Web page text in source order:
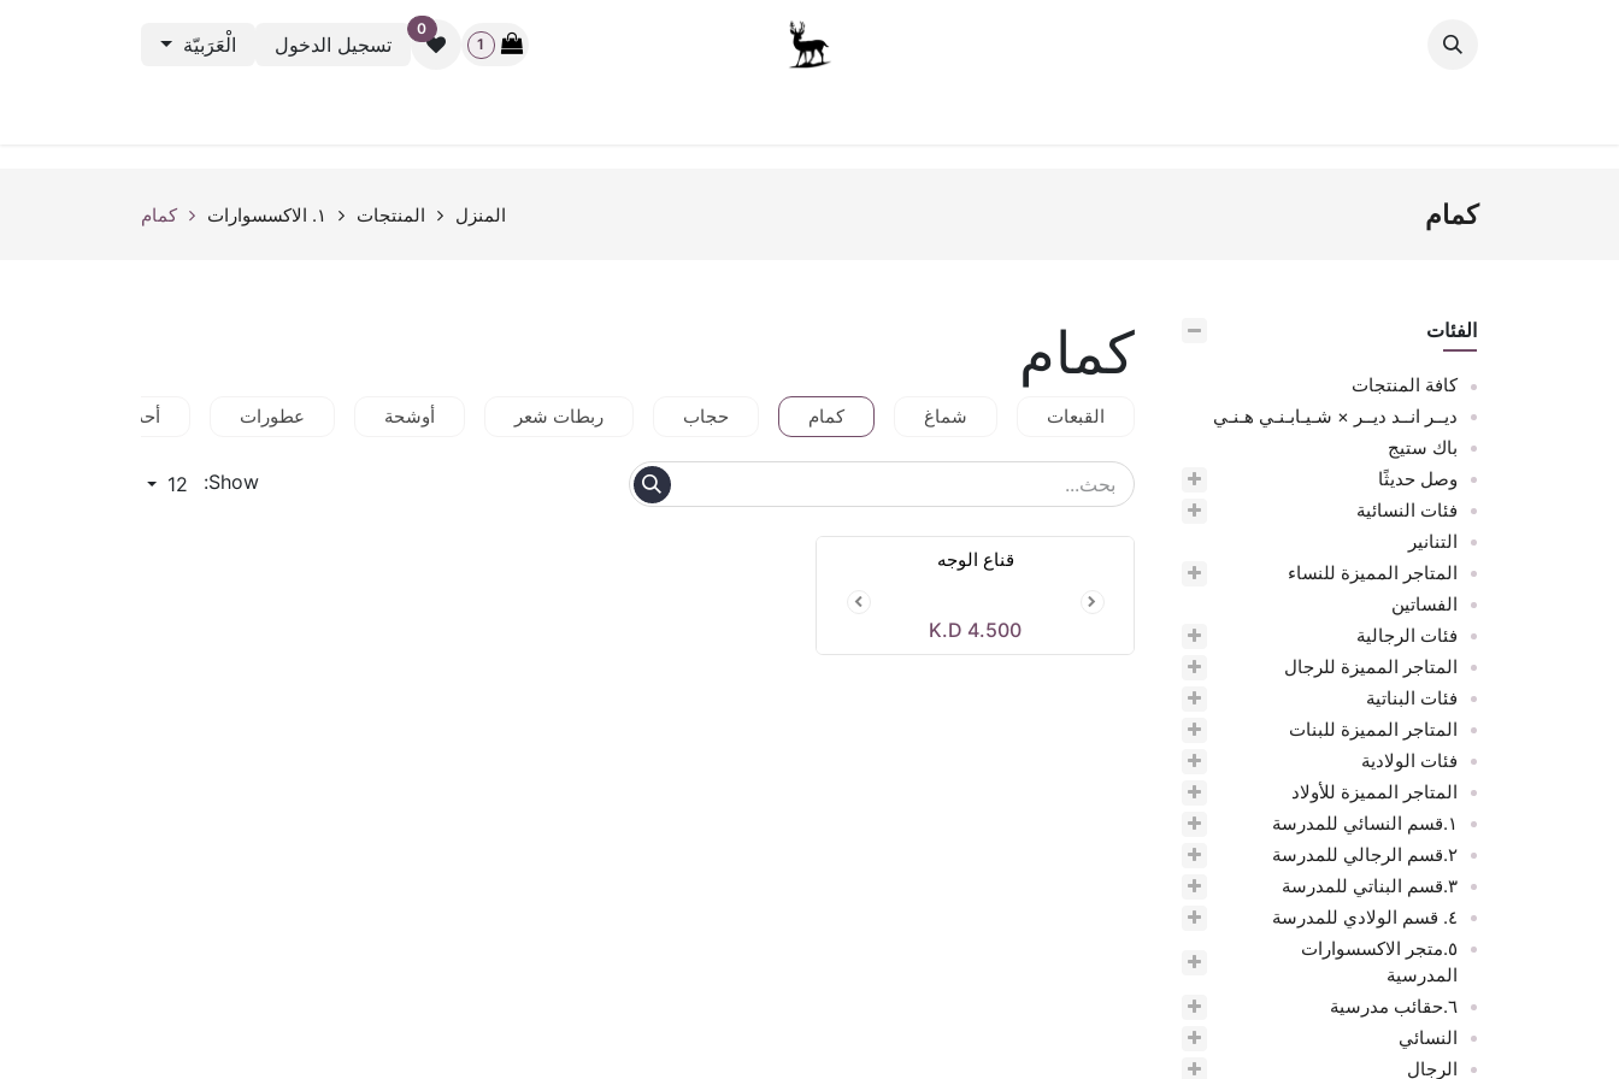
1
0
تسجيل الدخول الْعَرَبيّة
كمام المنزل المنتجات ١. الاكسسوارات كمام
الفئات
كافة المنتجات
ديــر انــد ديــر × شـيـابـنـي هـنـي
باك ستيج
وصل حديثًا
فئات النسائية
التنانير
المتاجر المميزة للنساء
الفساتين
فئات الرجالية
المتاجر المميزة للرجال
فئات البناتية
المتاجر المميزة للبنات
فئات الولادية
المتاجر المميزة للأولاد
١.قسم النسائي للمدرسة
٢.قسم الرجالي للمدرسة
٣.قسم البناتي للمدرسة
٤. قسم الولادي للمدرسة
٥.متجر الاكسسوارات
المدرسية
٦.حقائب مدرسية
النسائي
الرجال
كمام
القبعات شماغ كمام حجاب ربطات شعر أوشحة عطورات أحذية
Show:
12
قناع الوجه
4.500